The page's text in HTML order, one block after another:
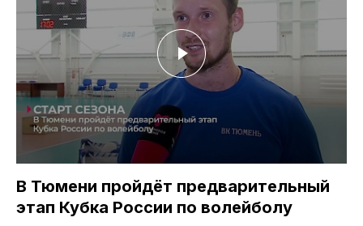
В Тюмени пройдёт предварительный
этап Кубка России по волейболу